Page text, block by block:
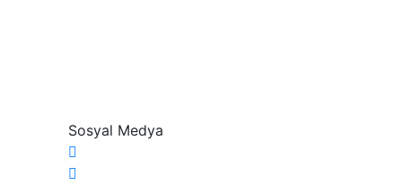
Sosyal Medya